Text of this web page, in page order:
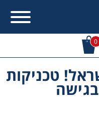
0
טכניקות
Error:
או מידע עבור: